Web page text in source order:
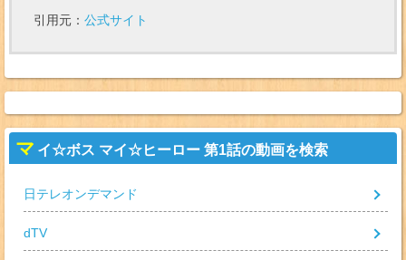
引用元： 公式サイト
マ イ☆ボス マイ☆ヒーロー 第1話の動画を検索
日テレオンデマンド
dTV